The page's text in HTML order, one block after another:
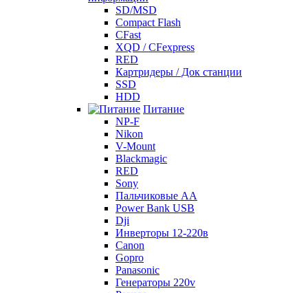
SD/MSD
Compact Flash
CFast
XQD / CFexpress
RED
Картридеры / Док станции
SSD
HDD
Питание
NP-F
Nikon
V-Mount
Blackmagic
RED
Sony
Пальчиковые AA
Power Bank USB
Dji
Инверторы 12-220в
Canon
Gopro
Panasonic
Генераторы 220v